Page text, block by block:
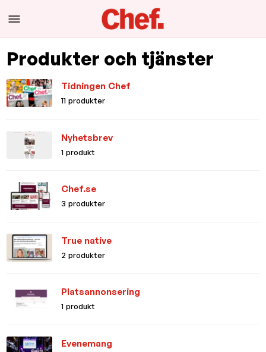
Produkter och tjänster
Tidningen Chef
11 produkter
Nyhetsbrev
1 produkt
Chef.se
3 produkter
True native
2 produkter
Platsannonsering
1 produkt
Evenemang